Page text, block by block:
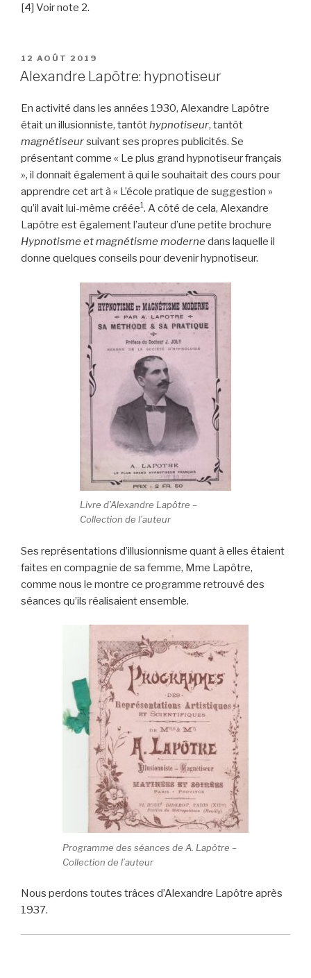
[4] Voir note 2.
PUBLIÉ
LE
12 AOÛT 2019
Alexandre Lapôtre: hypnotiseur
En activité dans les années 1930, Alexandre Lapôtre
était un illusionniste, tantôthypnotiseur, tantôt
magnétiseursuivant ses propres publicités. Se
présentant comme « Le plus grand hypnotiseur français
», il donnait également à qui le souhaitait des cours pour
apprendre cet art à « L’école pratique de suggestion »
qu’il avait lui-même créée1. A côté de cela, Alexandre
Lapôtre est également l’auteur d’une petite brochure
Hypnotisme et magnétisme moderne dans laquelle il
donne quelques conseils pour devenir hypnotiseur.
Livre d’Alexandre Lapôtre –
Collection de l’auteur
Ses représentations d’illusionnisme quant à elles étaient
faites en compagnie de sa femme, Mme Lapôtre,
comme nous le montre ce programme retrouvé des
séances qu’ils réalisaient ensemble.
Programme des séances de A. Lapôtre –
Collection de l’auteur
Nous perdons toutes trâces d’Alexandre Lapôtre après
1937.